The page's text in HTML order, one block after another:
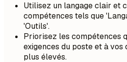
Utilisez un langage clair et
compétences tels que
'Outils'.
Priorisez les compétences
exigences du poste et à
plus élevés.